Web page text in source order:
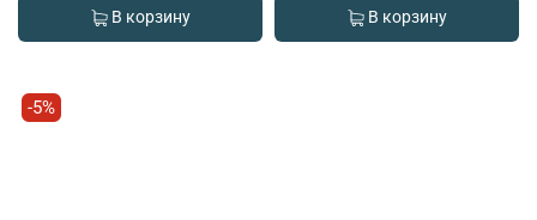
В корзину В корзину
-5%